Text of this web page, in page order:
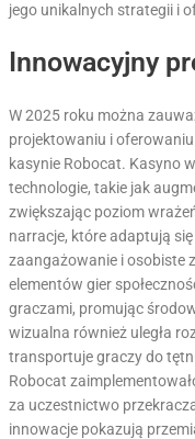
jego unikalnych strategii i
Innowacyjny
W 2025 roku można
projektowaniu i
kasynie Robocat. Kasyno
technologie, takie jak
zwiększając poziom
narracje, które adaptują
zaangażowanie i osobiste
elementów gier
graczami, promując
wizualna również uległa
transportuje graczy do
Robocat
za uczestnictwo
innowacje pokazują